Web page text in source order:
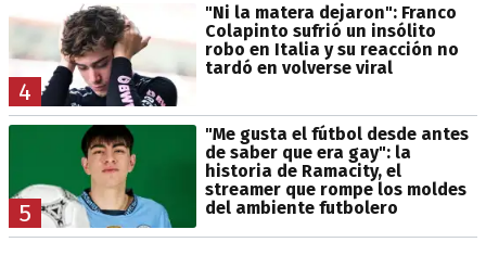
4
"Ni la matera dejaron": Franco
Colapinto sufrió un insólito
robo en Italia y su reacción no
tardó en volverse viral
5
"Me gusta el fútbol desde antes
de saber que era gay": la
historia de Ramacity, el
streamer que rompe los moldes
del ambiente futbolero